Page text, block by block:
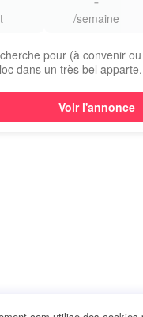
/semaine
pour (à convenir
dans un très bel
Voir l'annonce